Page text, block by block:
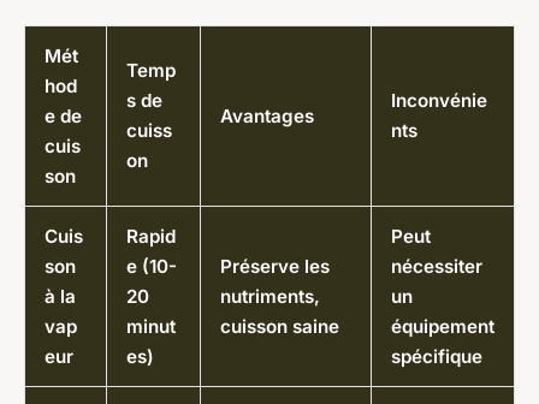
Mét
hod
e de
cuis
son
Temp
s de
cuiss
on
Avantages
Inconvénie
nts
Cuis
son
à la
vap
eur
Rapid
e (10-
20
minut
es)
Préserve les
nutriments,
cuisson saine
Peut
nécessiter
un
équipement
spécifique